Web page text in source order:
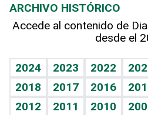
Hablando con el pediatra
Vida y familia
Eñe
Celebrando la vida
Línea de hit
TBT Deportivo
Más firmas
Hecho en casa
Guía del dinero
Cumpleaños
Horóscopos
Crucigramas
ARCHIVO HISTÓRICO
Accede al contenido de
desde el
2024 2023 2022
2018
2017 2016
2012
2011 2010